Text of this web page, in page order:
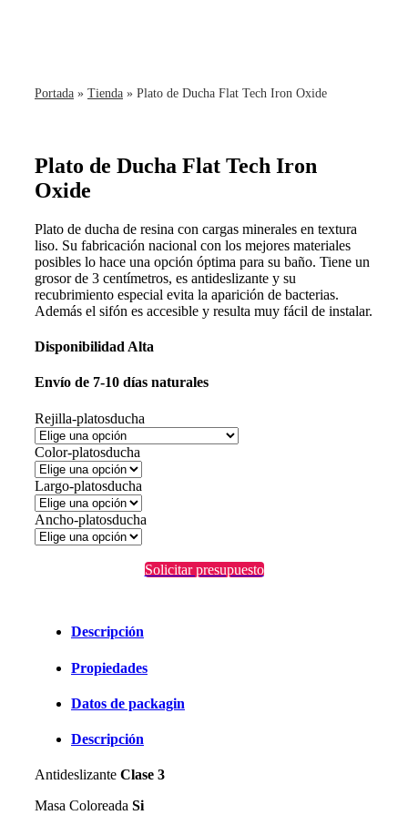
Portada» Tienda» Plato de Ducha Flat Tech Iron Oxide
Plato de Ducha Flat Tech Iron
Oxide
Plato de ducha de resina con cargas minerales en textura
liso. Su fabricación nacional con los mejores materiales
posibles lo hace una opción óptima para su baño. Tiene un
grosor de 3 centímetros, es antideslizante y su
recubrimiento especial evita la aparición de bacterias.
Además el sifón es accesible y resulta muy fácil de instalar.
Disponibilidad Alta
Envío de 7-10 días naturales
Rejilla-platosducha
Color-platosducha
Largo-platosducha
Ancho-platosducha
Solicitar presupuesto
Descripción
Propiedades
Datos de packagin
Descripción
Antideslizante Clase 3
Masa Coloreada Si